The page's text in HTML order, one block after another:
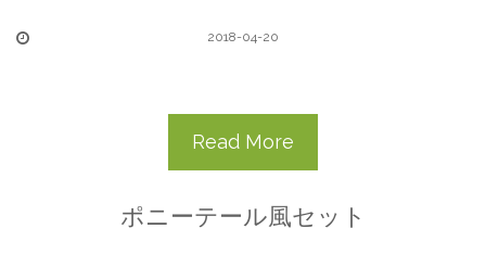
2018-04-20
Read More
ポニーテール風セット